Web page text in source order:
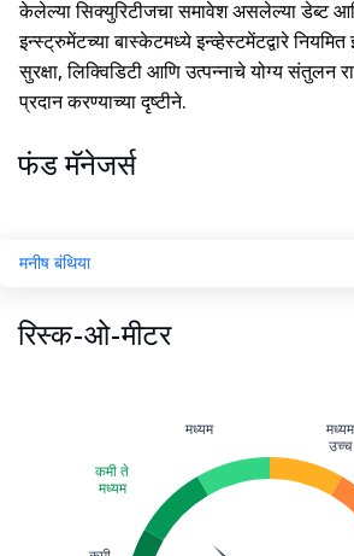
केलेल्या सिक्युरिटीजचा समावेश असलेल्या डेब्ट
इन्स्ट्रुमेंटच्या बास्केटमध्ये इन्व्हेस्टमेंटद्वारे
सुरक्षा, लिक्विडिटी आणि उत्पन्नाचे योग्य संतुलन
प्रदान करण्याच्या दृष्टीने.
फंड मॅनेजर्स
मनीष बंथिया
रिस्क-ओ-मीटर
कमी ते
मध्यम
मध्यम
मध्यम
उच्च